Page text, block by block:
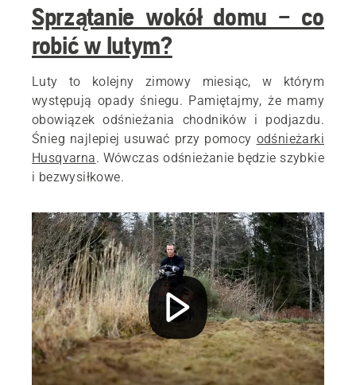
Sprzątanie wokół domu – co
robić w lutym?
Luty to kolejny zimowy miesiąc, w którym
występują opady śniegu. Pamiętajmy, że mamy
obowiązek odśnieżania chodników i podjazdu.
Śnieg najlepiej usuwać przy pomocy odśnieżarki
Husqvarna. Wówczas odśnieżanie będzie szybkie
i bezwysiłkowe.